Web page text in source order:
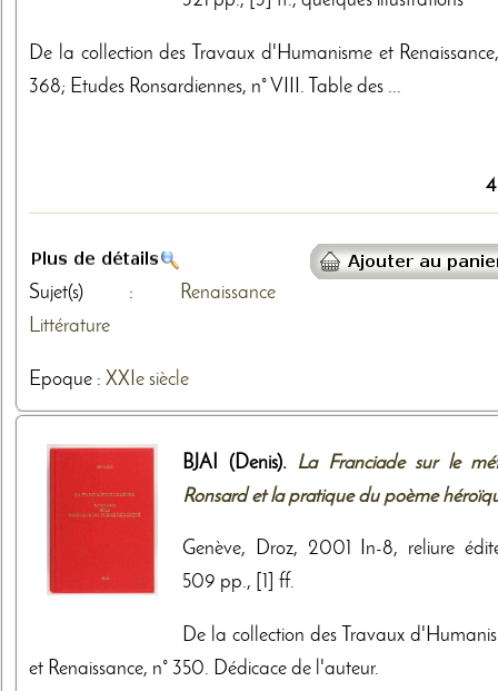
De la collection des Travaux d'Humanisme et
368; Etudes Ronsardiennes, n° VIII. Table des ...
Sujet(s) :
Renaissance
Littérature
Epoque : XXIe siècle
BJAI (Denis). La Franciade sur le
Ronsard et la pratique du poème
Genève, Droz, 2001 In-8, reliure
509 pp., [1] ff.
De la collection des Travaux
et Renaissance, n° 350. Dédicace de l'auteur.